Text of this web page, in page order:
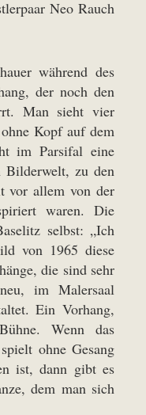
Neo Rauch
während des
der noch den
Man sieht vier
Kopf auf dem
im Parsifal eine
Bilderwelt, zu den
vor allem von der
waren. Die
selbst: „Ich
von 1965 diese
die sind sehr
im Malersaal
Ein Vorhang,
Wenn das
ohne Gesang
ist, dann gibt es
dem man sich